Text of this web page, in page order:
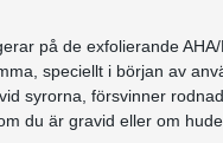
på de exfolierande
speciellt i början av
syrorna, försvinner
du är gravid eller om